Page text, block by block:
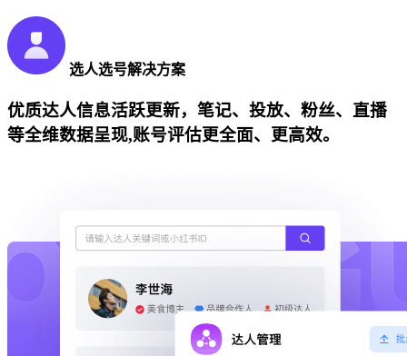
选人选号解决方案
优质达人信息活跃更新，笔记、投放、粉丝、直播
等全维数据呈现,账号评估更全面、更高效。